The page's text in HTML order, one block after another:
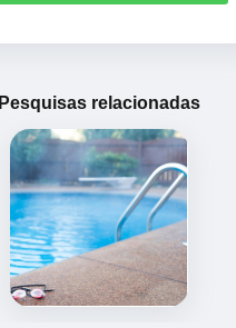
Pesquisas relacionadas